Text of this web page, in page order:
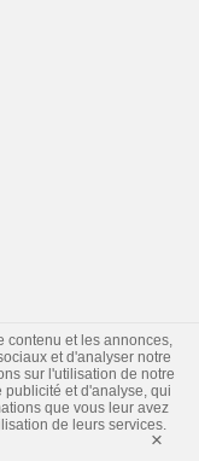
contenu et les annonces,
et d'analyser notre
sur l'utilisation de notre
publicité et d'analyse, qui
que vous leur avez
de leurs services.
×